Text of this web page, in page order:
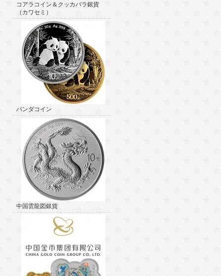
コアラコイン＆クッカバラ銀貨
（カワセミ）
パンダコイン
中国雲龍図銀貨